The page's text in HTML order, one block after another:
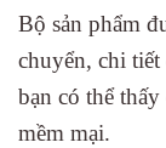
Bộ sản phẩm
chuyển, chi
bạn có thể
mềm mại.